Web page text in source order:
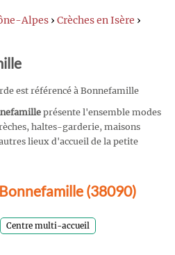
Alpes › Crèches en Isère ›
est référencé à Bonnefamille
présente l'ensemble modes
haltes-garderie, maisons
lieux d'accueil de la petite
(38090)
Centre multi-accueil